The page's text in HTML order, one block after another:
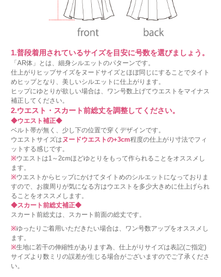
1.普段着用されているサイズを目安に号数を選びましょう。
「AR体」とは、細身シルエットのパターンです。
仕上がりヒップサイズをヌードサイズとほぼ同じにすることでタイト
めヒップとなり、美しいシルエットに仕上がります。
ヒップにゆとりが欲しい場合は、ワン号数上げてウエストをマイナス
補正してください。
2.ウエスト・スカート前総丈を調整してください。
◆ウエスト補正◆
ベルト帯が無く、少し下の位置で穿くデザインです。
ウエストサイズは ヌードウエストの+3cm程度の仕上がり寸法でフィ
ットする感じです。
※ウエストは1～2cmほどゆとりをもって作られることをオススメし
ます。
※ウエストからヒップにかけてタイトめのシルエットになっておりま
すので、お腹周りが気になる方はウエストを多少大きめに仕上げられ
ることをオススメします。
◆スカート前総丈補正◆
スカート前総丈は、スカート前面の総丈です。
※ゆったりご着用いただきたい場合は、ワン号数アップをオススメし
ます。
※生地に若干の伸縮性があります為、仕上がりサイズは表記(ご指定)
サイズより数ミリの誤差が生じる場合がございますのでご了承くださ
い。